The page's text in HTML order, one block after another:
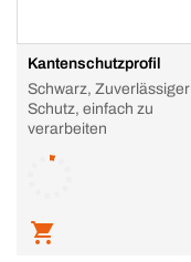
Kantenschutzprofil
Schwarz, Zuverlässiger
Schutz, einfach zu
verarbeiten